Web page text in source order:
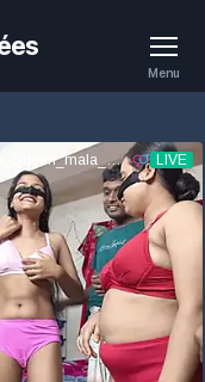
Menu